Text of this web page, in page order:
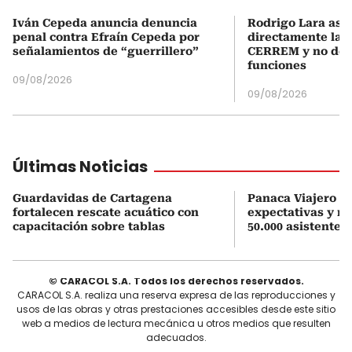
Iván Cepeda anuncia denuncia
penal contra Efraín Cepeda por
señalamientos de “guerrillero”
09/08/2026
Rodrigo Lara
directamente la
CERREM y no
funciones
09/08/2026
Últimas Noticias
Guardavidas de Cartagena
fortalecen rescate acuático con
capacitación sobre tablas
Panaca Viajero
expectativas y
50.000 asistentes
© CARACOL S.A. Todos los derechos reservados.
CARACOL S.A. realiza una reserva expresa de las reproducciones y
usos de las obras y otras prestaciones accesibles desde este sitio
web a medios de lectura mecánica u otros medios que resulten
adecuados.